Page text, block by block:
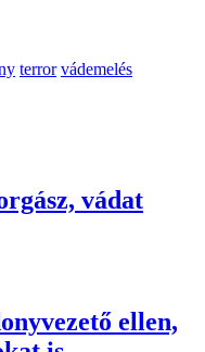
terror vádemelés
vádat
ellen,